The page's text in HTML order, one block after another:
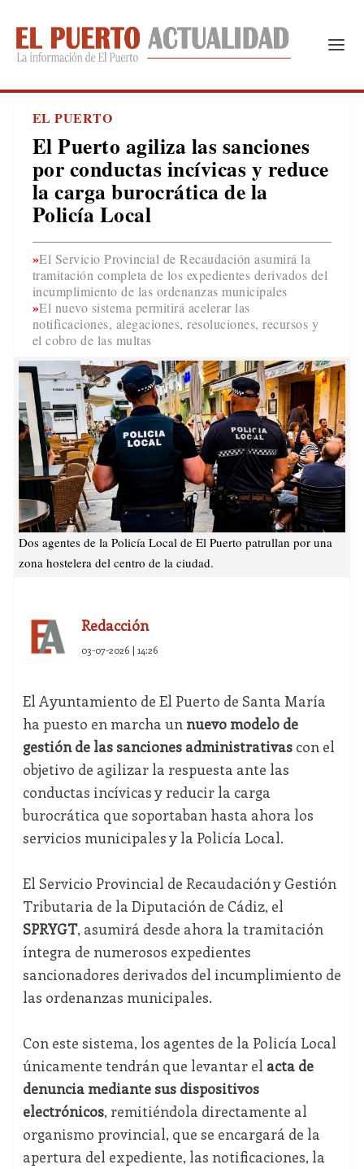
EL PUERTO
El Puerto agiliza las sanciones
por conductas incívicas y reduce
la carga burocrática de la
Policía Local
El Servicio Provincial de Recaudación asumirá la
tramitación completa de los expedientes derivados del
incumplimiento de las ordenanzas municipales
El nuevo sistema permitirá acelerar las
notificaciones, alegaciones, resoluciones, recursos y
el cobro de las multas
Dos agentes de la Policía Local de El Puerto patrullan por una
zona hostelera del centro de la ciudad.
Redacción
03-07-2026 | 14:26
El Ayuntamiento de El Puerto de Santa María
ha puesto en marcha un nuevo modelo de
gestión de las sanciones administrativascon el
objetivo de agilizar la respuesta ante las
conductas incívicas y reducir la carga
burocrática que soportaban hasta ahora los
servicios municipales y la Policía Local.
El Servicio Provincial de Recaudación y Gestión
Tributaria de la Diputación de Cádiz, el
SPRYGT, asumirá desde ahora la tramitación
íntegra de numerosos expedientes
sancionadores derivados del incumplimiento de
las ordenanzas municipales.
Con este sistema, los agentes de la Policía Local
únicamente tendrán que levantar el acta de
denuncia mediante sus dispositivos
electrónicos, remitiéndola directamente al
organismo provincial, que se encargará de la
apertura del expediente, las notificaciones, la